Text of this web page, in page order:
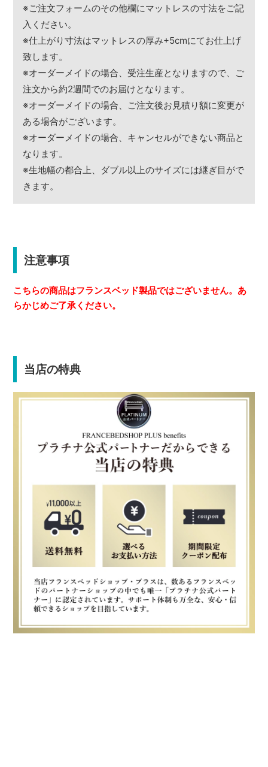
※ご注文フォームのその他欄にマットレスの寸法をご記
入ください。
※仕上がり寸法はマットレスの厚み+5cmにてお仕上げ
致します。
※オーダーメイドの場合、受注生産となりますので、ご
注文から約2週間でのお届けとなります。
※オーダーメイドの場合、ご注文後お見積り額に変更が
ある場合がございます。
※オーダーメイドの場合、キャンセルができない商品と
なります。
※生地幅の都合上、ダブル以上のサイズには継ぎ目がで
きます。
注意事項
こちらの商品はフランスベッド製品ではございません。あ
らかじめご了承ください。
当店の特典